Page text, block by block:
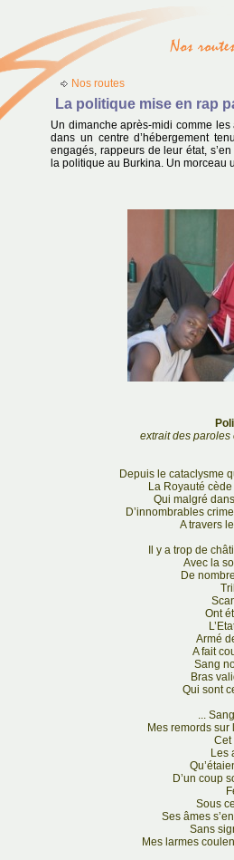
Nos routes
La politique mise en rap
Un dimanche après-midi comme
dans un centre d’hébergement
engagés, rappeurs de leur état,
la politique au Burkina. Un morceau
extrait des
Depuis le cataclysme
La Royauté
Qui malgré
D’innombrables
A travers
Il y a trop de
Avec la
De
Ont
Armé
A fait
Sang
Bras
Qui sont
...
Mes remords sur
Cet
Les
D’un coup
Sous
Ses âmes
Sans
Mes larmes